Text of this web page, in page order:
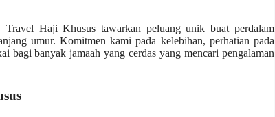
Haji Khusus tawarkan peluang unik buat perdalam
umur. Komitmen kami pada kelebihan, perhatian pada
bagi banyak jamaah yang cerdas yang mencari pengalaman